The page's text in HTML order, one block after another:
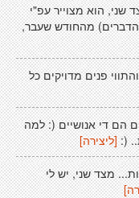
שני, הוא מצוייר עפ"י
הדברים) מהחודש שעבר,
פנים מדויקים כל
הם די אנושיים (: למה
(: [ליצירה]
מצד שני, יש לי